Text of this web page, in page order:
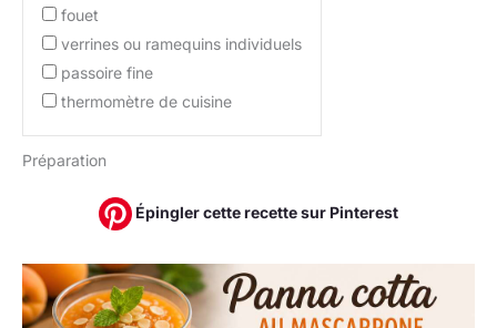
fouet
verrines ou ramequins individuels
passoire fine
thermomètre de cuisine
Préparation
Épingler cette recette sur Pinterest